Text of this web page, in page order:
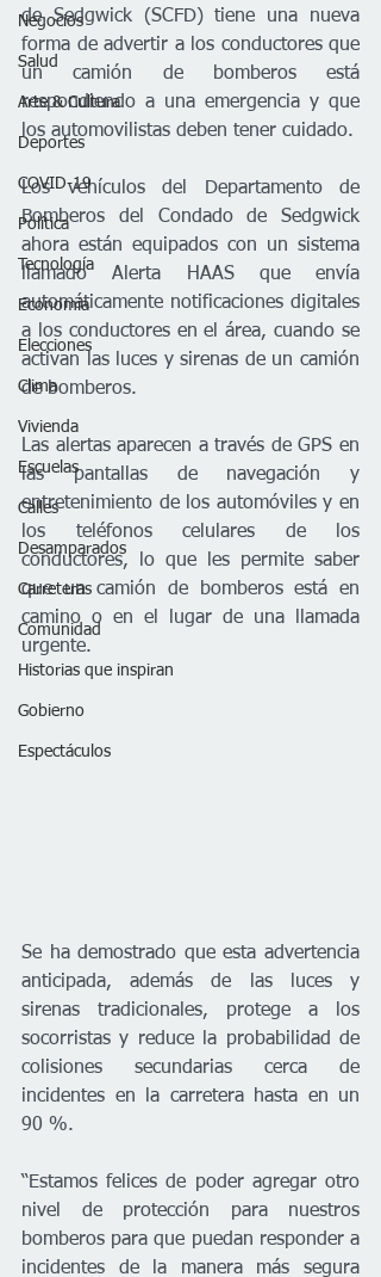
Negocios
Salud
Arte & Cultura
Deportes
COVID-19
Política
Tecnología
Economía
Elecciones
Clima
Vivienda
Escuelas
Calles
Desamparados
Carreteras
Comunidad
Historias que inspiran
Gobierno
Espectáculos
de Sedgwick (SCFD) tiene una nueva
forma de advertir a los conductores que
un camión de bomberos está
respondiendo a una emergencia y que
los automovilistas deben tener cuidado.
Los vehículos del Departamento de
Bomberos del Condado de Sedgwick
ahora están equipados con un sistema
llamado Alerta HAAS que envía
automáticamente notificaciones digitales
a los conductores en el área, cuando se
activan las luces y sirenas de un camión
de bomberos.
Las alertas aparecen a través de GPS en
las pantallas de navegación y
entretenimiento de los automóviles y en
los teléfonos celulares de los
conductores, lo que les permite saber
que un camión de bomberos está en
camino o en el lugar de una llamada
urgente.
Se ha demostrado que esta advertencia
anticipada, además de las luces y
sirenas tradicionales, protege a los
socorristas y reduce la probabilidad de
colisiones secundarias cerca de
incidentes en la carretera hasta en un
90 %.
“Estamos felices de poder agregar otro
nivel de protección para nuestros
bomberos para que puedan responder a
incidentes de la manera más segura